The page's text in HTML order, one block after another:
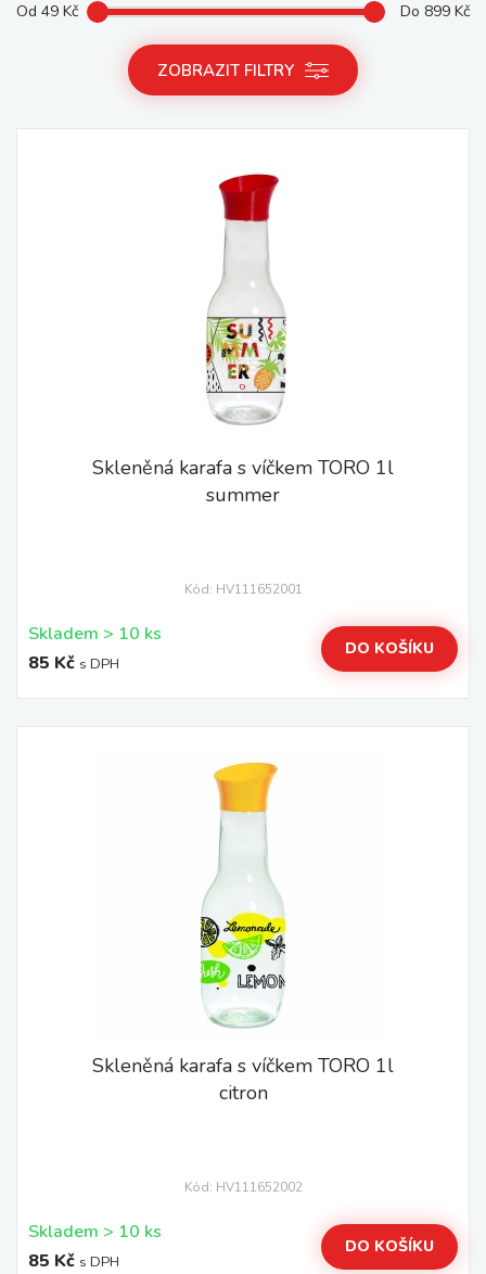
Od 49 Kč Do 899 Kč
ZOBRAZIT FILTRY
Skleněná karafa s víčkem TORO 1l
summer
Kód: HV111652001
Skladem > 10 ks
85 Kč s DPH
DO KOŠÍKU
Skleněná karafa s víčkem TORO 1l
citron
Kód: HV111652002
Skladem > 10 ks
85 Kč s DPH
DO KOŠÍKU